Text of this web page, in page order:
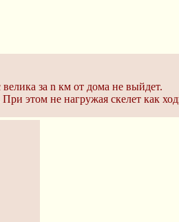
за n км от дома не выйдет.
этом не нагружая скелет как